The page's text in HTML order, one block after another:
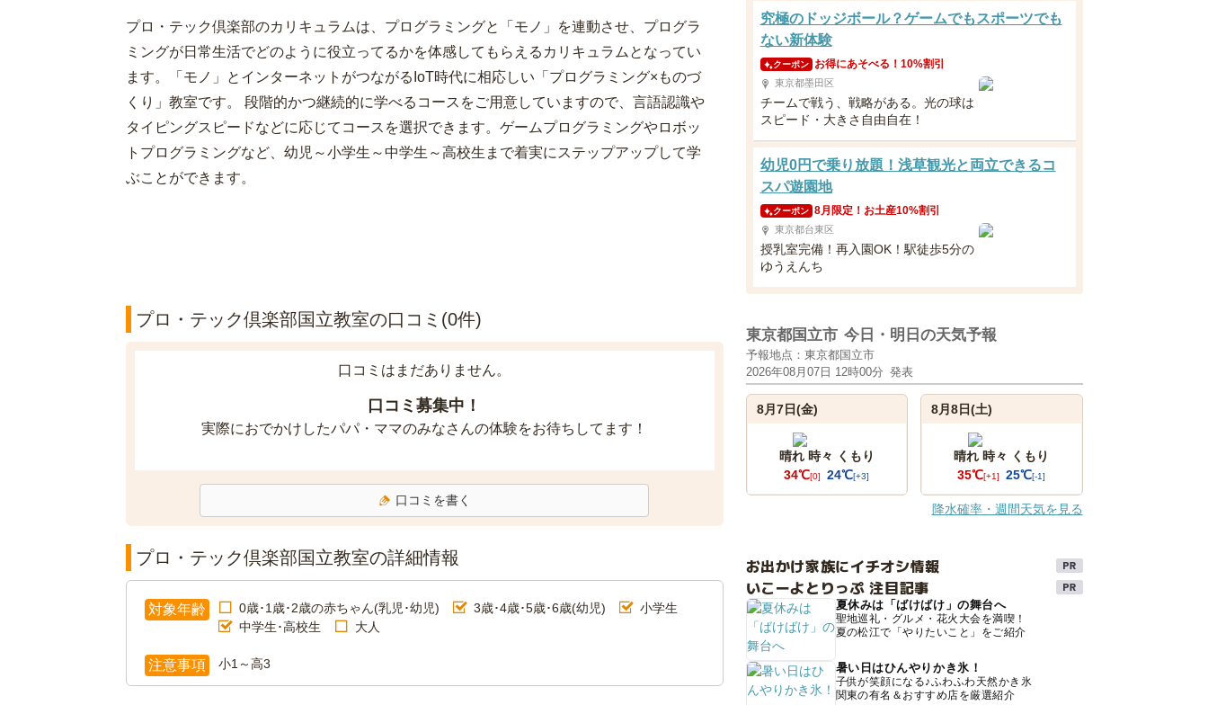
プロ・テック倶楽部のカリキュラムは、プログラミングと「モノ」を連動させ、プログラ
ミングが日常生活でどのように役立ってるかを体感してもらえるカリキュラムとなってい
ます。「モノ」とインターネットがつながるIoT時代に相応しい「プログラミング×ものづ
くり」教室です。 段階的かつ継続的に学べるコースをご用意していますので、言語認識や
タイピングスピードなどに応じてコースを選択できます。ゲームプログラミングやロボッ
トプログラミングなど、幼児～小学生～中学生～高校生まで着実にステップアップして学
ぶことができます。
プロ・テック倶楽部国立教室の口コミ(0件)
口コミはまだありません。
口コミ募集中！
実際におでかけしたパパ・ママのみなさんの体験をお待ちしてます！
口コミを書く
プロ・テック倶楽部国立教室の詳細情報
対象年齢 0歳･1歳･2歳の赤ちゃん(乳児･幼児) 3歳･4歳･5歳･6歳(幼児)
小学生
中学生･高校生
大人
注意事項 小1～高3
究極のドッジボール？ゲームでもスポーツでも
ない新体験
クーポン お得にあそべる！10%割引
東京都墨田区
チームで戦う、戦略がある。光の球は
スピード・大きさ自由自在！
幼児0円で乗り放題！浅草観光と両立できるコ
スパ遊園地
クーポン 8月限定！お土産10%割引
東京都台東区
授乳室完備！再入園OK！駅徒歩5分の
ゆうえんち
東京都国立市 今日・明日の天気予報
予報地点：東京都国立市
2026年08月07日 12時00分 発表
8月7日(金)
晴れ 時々 くもり
34℃[0] 24℃[+3]
8月8日(土)
晴れ 時々 くもり
35℃[+1] 25℃[-1]
降水確率・週間天気を見る
お出かけ家族にイチオシ情報
いこーよとりっぷ 注目記事
夏休みは「ばけばけ」の舞台へ
聖地巡礼・グルメ・花火大会を満喫！
夏の松江で「やりたいこと」をご紹介
暑い日はひんやりかき氷！
子供が笑顔になる♪ふわふわ天然かき氷
関東の有名＆おすすめ店を厳選紹介